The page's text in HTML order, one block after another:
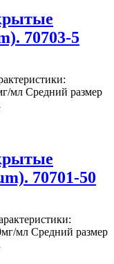
70703-5
мл Средний размер
70701-50
мл Средний размер